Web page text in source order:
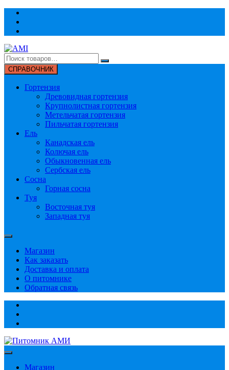
Перейти
содержимому
СПРАВОЧНИК
Гортензия
Древовидная гортензия
Крупнолистная гортензия
Метельчатая гортензия
Пильчатая гортензия
Ель
Канадская ель
Колючая ель
Обыкновенная ель
Сербская ель
Сосна
Горная сосна
Туя
Восточная туя
Западная туя
Магазин
Как заказать
Доставка и оплата
О питомнике
Обратная связь
Магазин